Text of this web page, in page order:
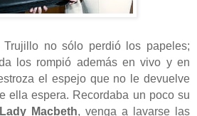
no sólo perdió los papeles;
los rompió además en vivo y en
el espejo que no le devuelve
ella espera. Recordaba un poco su
Lady Macbeth, venga a lavarse las